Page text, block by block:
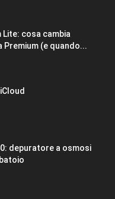
Lite: cosa cambia
(e quando...
depuratore a osmosi